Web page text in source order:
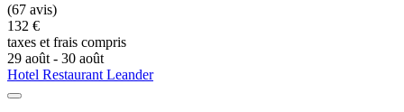
(67 avis)
132 €
taxes et frais compris
29 août - 30 août
Hotel Restaurant Leander